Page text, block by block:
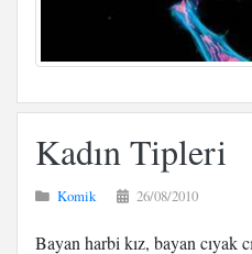
Kadın Tipleri
Komik 26/08/2010
Bayan harbi kız, bayan cıyak